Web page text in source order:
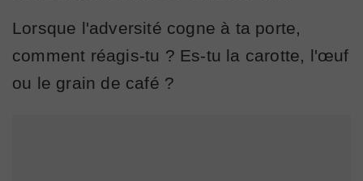
Lorsque l'adversité cogne à ta porte,
comment réagis-tu ? Es-tu la carotte, l'œuf
ou le grain de café ?